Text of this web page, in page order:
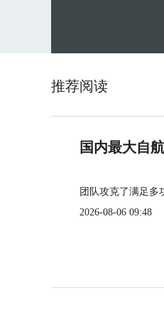
推荐阅读
国内最大自
团队攻克了满足多
2026-08-06 09:48